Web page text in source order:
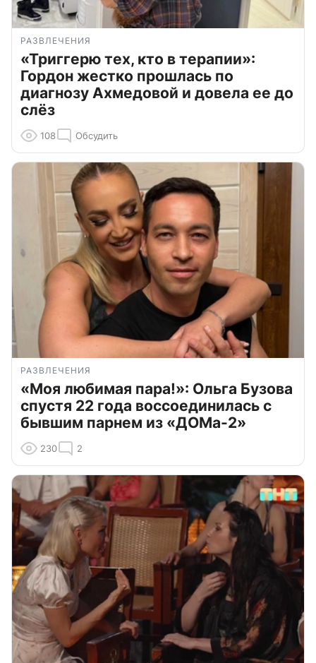
РАЗВЛЕЧЕНИЯ
«Триггерю тех, кто в терапии»:
Гордон жестко прошлась по
диагнозу Ахмедовой и довела ее до
слёз
108 Обсудить
РАЗВЛЕЧЕНИЯ
«Моя любимая пара!»: Ольга Бузова
спустя 22 года воссоединилась с
бывшим парнем из «ДОМа-2»
230 2